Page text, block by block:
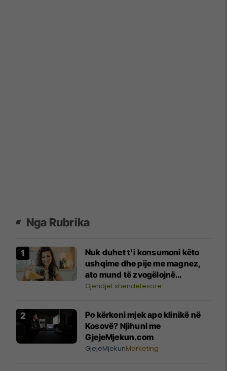
Nga Rubrika
Nuk duhet t’i konsumoni këto
ushqime dhe pije me magnez,
ato mund të zvogëlojnë
përthithjen e tij
Gjendjet shëndetësore
Po kërkoni mjek apo klinikë në
Kosovë? Njihuni me
GjejeMjekun.com
GjejeMjekunMarketing